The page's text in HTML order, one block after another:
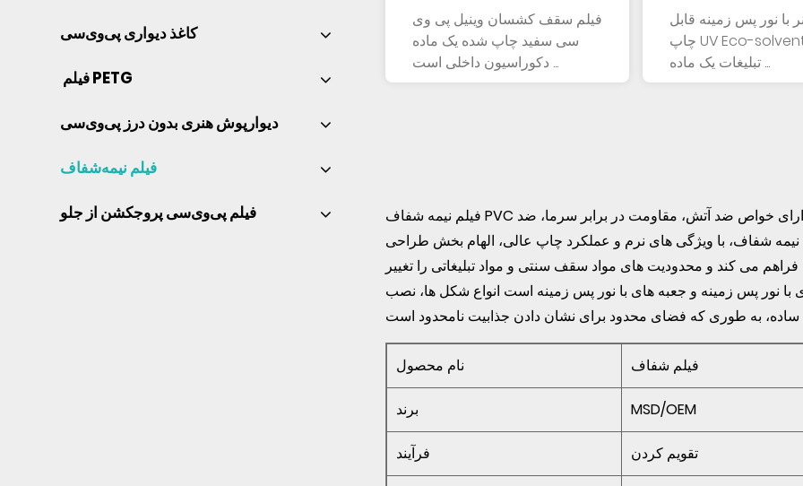
کاغذ دیواری پی‌وی‌سی
فیلم PETG
شده
فیلم سقف کشسان وینیل پی وی
سی سفید چاپ شده یک ماده
دکوراسیون داخلی است ...
حلال
با نور پس زمینه قابل
چاپ UV Eco-solvent برای
تبلیغات یک ماده ...
فیلم نیمه شفاف PVC از مواد پلی وینیل کلراید مخصوص ساخته شده است که دارای خواص ضد آتش، مقاومت در برابر سرما، ضد
شفاف، با ویژگی های نرم و عملکرد چاپ عالی، الهام بخش طراحی
می کند و محدودیت های مواد سقف سنتی و مواد تبلیغاتی را تغییر
نور پس زمینه و جعبه های با نور پس زمینه است انواع شکل ها، نصب
نام محصول فیلم شفاف
برند MSD/OEM
فرآیند تقویم کردن